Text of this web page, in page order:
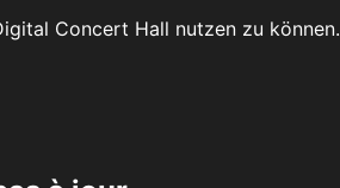
Concert Hall nutzen zu können.